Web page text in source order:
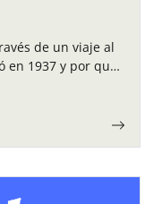
de un viaje al
en 1937 y por qué